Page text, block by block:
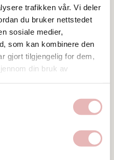
trafikken vår. Vi deler
du bruker nettstedet
sosiale medier,
som kan kombinere den
gjort tilgjengelig for dem,
din bruk av